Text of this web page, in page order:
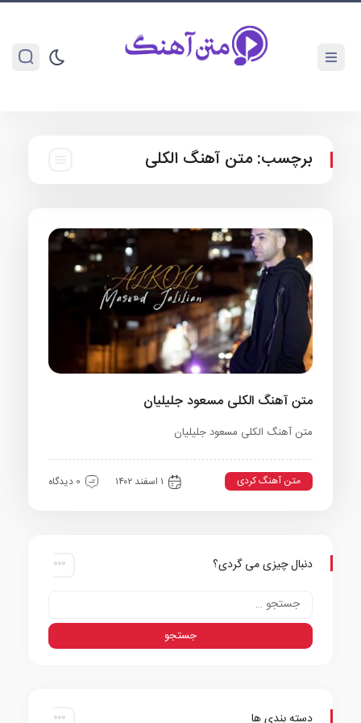
برچسب: متن آهنگ الکلی
متن آهنگ الکلی مسعود جلیلیان
متن آهنگ الکلی مسعود جلیلیان
متن آهنگ کردی ۱ اسفند ۱۴۰۲ 0 دیدگاه
دنبال چیزی می گردی؟